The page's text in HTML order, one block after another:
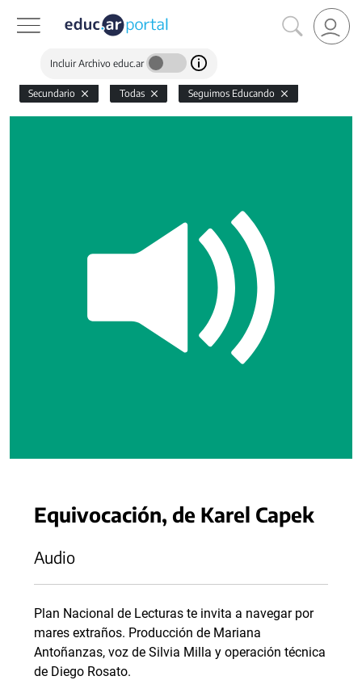
Incluir Archivo educ.ar
Secundario Todas Seguimos Educando
Equivocación, de Karel Capek
Audio
Plan Nacional de Lecturas te invita a navegar por
mares extraños. Producción de Mariana
Antoñanzas, voz de Silvia Milla y operación técnica
de Diego Rosato.